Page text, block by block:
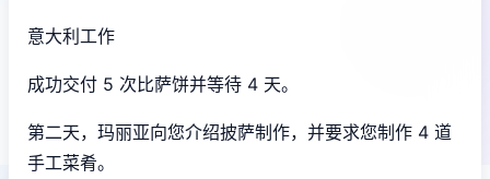
意大利工作
成功交付 5 次比萨饼并等待 4 天。
第二天，玛丽亚向您介绍披萨制作，并要求您制作 4 道
手工菜肴。